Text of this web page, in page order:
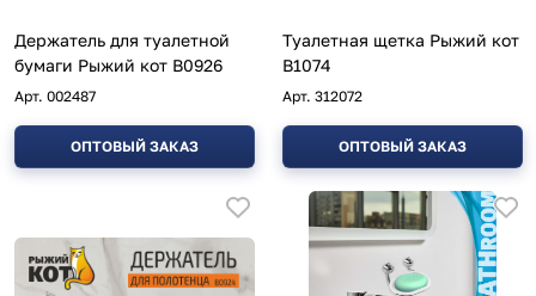
Держатель для туалетной
бумаги Рыжий кот B0926
Арт. 002487
ОПТОВЫЙ ЗАКАЗ
Туалетная щетка Рыжий кот
B1074
Арт. 312072
ОПТОВЫЙ ЗАКАЗ